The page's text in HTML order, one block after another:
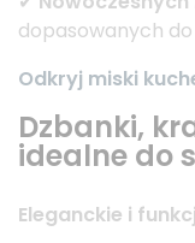
dopasowanych
Odkryj miski
Dzbanki,
idealne do
Eleganckie i